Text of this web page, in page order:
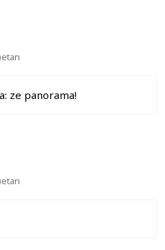
ze panorama!